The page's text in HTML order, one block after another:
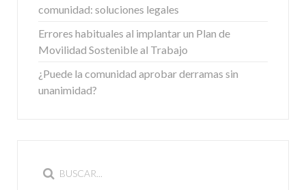
comunidad: soluciones legales
Errores habituales al implantar un Plan de
Movilidad Sostenible al Trabajo
¿Puede la comunidad aprobar derramas sin
unanimidad?